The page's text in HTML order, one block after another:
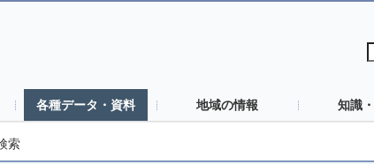
各種データ・資料 地域の情報 知識
索